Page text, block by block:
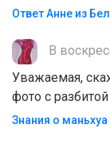
Ответ Анне из
В
Уважаемая,
фото с
Знания о